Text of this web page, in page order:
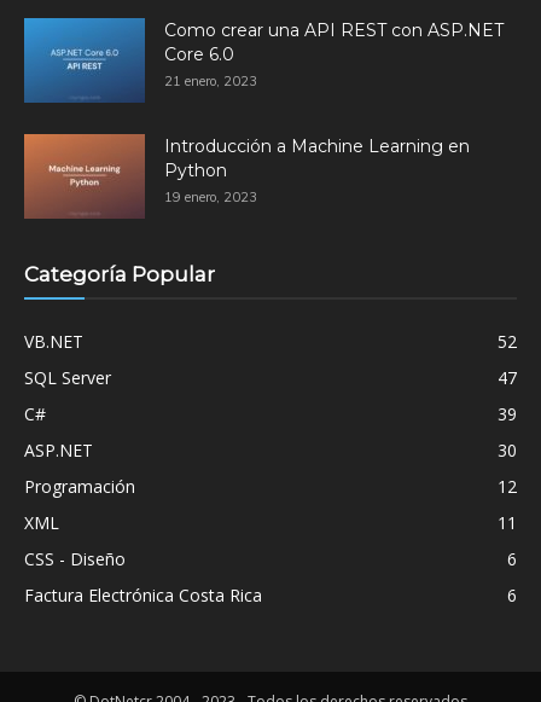
Como crear una API REST con ASP.NET
Core 6.0
21 enero, 2023
Introducción a Machine Learning en
Python
19 enero, 2023
Categoría Popular
VB.NET
52
SQL Server
47
C#
39
ASP.NET
30
Programación
12
XML
11
CSS - Diseño
6
Factura Electrónica Costa Rica
6